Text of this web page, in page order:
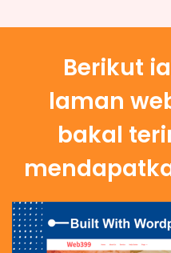
Berikut
laman
bakal